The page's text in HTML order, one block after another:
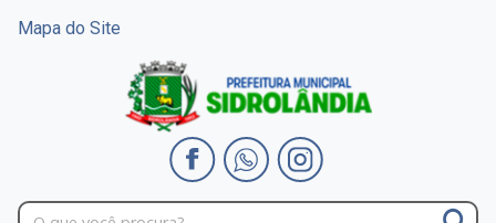
Mapa do Site